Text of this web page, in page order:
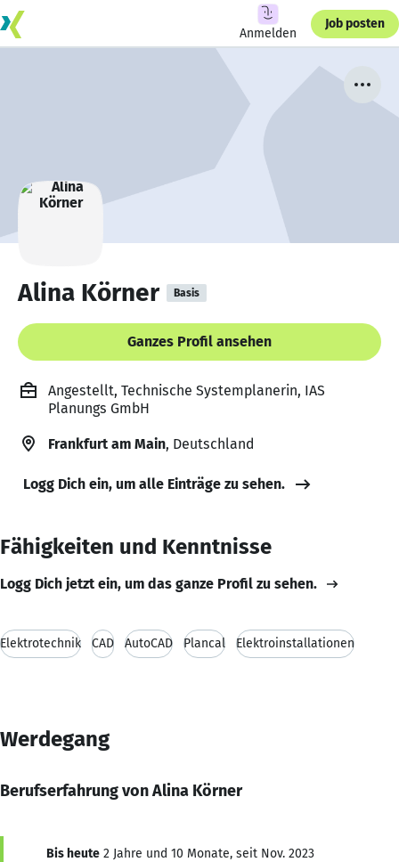
Anmelden
Job posten
Alina Körner Basis
Ganzes Profil ansehen
Angestellt, Technische Systemplanerin, IAS
Planungs GmbH
Frankfurt am Main, Deutschland
Logg Dich ein, um alle Einträge zu sehen.
Fähigkeiten und Kenntnisse
Logg Dich jetzt ein, um das ganze Profil zu sehen.
Elektrotechnik CAD AutoCAD Plancal Elektroinstallationen
Werdegang
Berufserfahrung von Alina Körner
Bis heute 2 Jahre und 10 Monate, seit Nov. 2023